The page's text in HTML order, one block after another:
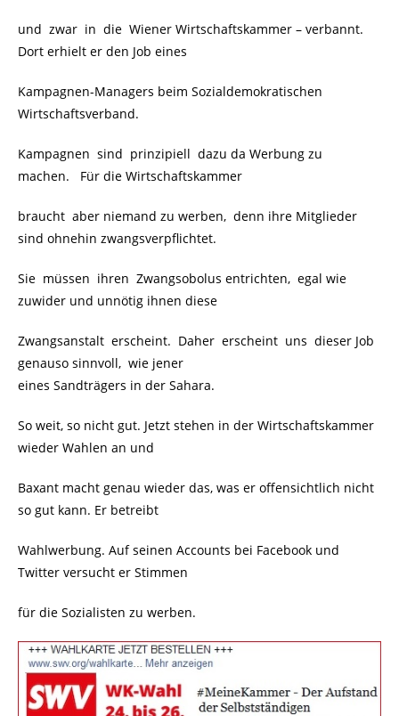
und zwar in die Wiener Wirtschaftskammer – verbannt.
Dort erhielt er den Job eines
Kampagnen-Managers beim Sozialdemokratischen
Wirtschaftsverband.
Kampagnen sind prinzipiell dazu da Werbung zu
machen. Für die Wirtschaftskammer
braucht aber niemand zu werben, denn ihre Mitglieder
sind ohnehin zwangsverpflichtet.
Sie müssen ihren Zwangsobolus entrichten, egal wie
zuwider und unnötig ihnen diese
Zwangsanstalt erscheint. Daher erscheint uns dieser Job
genauso sinnvoll, wie jener
eines Sandträgers in der Sahara.
So weit, so nicht gut. Jetzt stehen in der Wirtschaftskammer
wieder Wahlen an und
Baxant macht genau wieder das, was er offensichtlich nicht
so gut kann. Er betreibt
Wahlwerbung. Auf seinen Accounts bei Facebook und
Twitter versucht er Stimmen
für die Sozialisten zu werben.